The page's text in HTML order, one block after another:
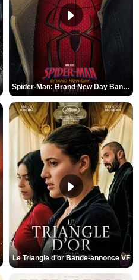
Spider-Man: Brand New Day Bande-annonce VO STFR
Le Triangle d'or Bande-annonce VF